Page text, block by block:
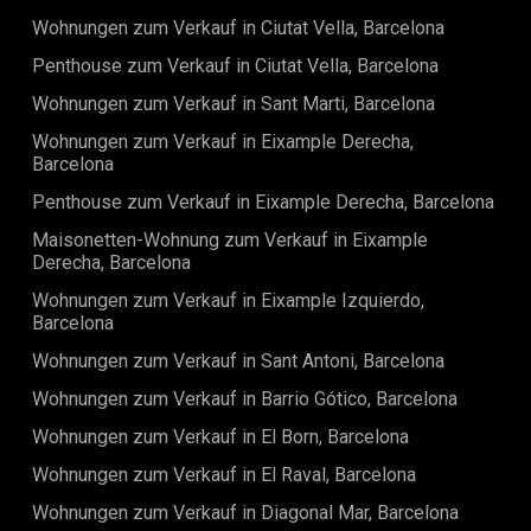
Verkaufspreis beinhaltet keine Steuern, Notar- oder
hypothekenbezogene Kosten, falls zutreffend.
gestalteter Gemeinschaftspool und ein voll ausgestattetes
Fitnessstudio zur Verfügung – eine seltene Kombination,
die Resort-ähnliches Wohnen im Herzen Barcelonas
Lebenswert erheblich, sei es für das tägliche Training,
Die Lage in Montjuïc ist eines der größten Highlights dieser
Immobilie. Bekannt für seine Grünflächen, kulturellen
Sehenswürdigkeiten und Panoramablicke über die Stadt
und das Meer, bietet Montjuïc eine einzigartige Mischung
aus Natur und urbanem Komfort. Zu den Wahrzeichen der
Gegend zählen der Magische Brunnen, das MNAC-Museum,
ideal zum Spazierengehen, Joggen oder Radfahren eignen.
Gleichzeitig besteht eine hervorragende
Verkehrsanbindung mit einfachem Zugang zur Plaça
Espanya, ins Stadtzentrum, zum Flughafen und zum
Strand. Das Viertel entwickelt sich stetig weiter und wird
langfristige Investoren immer attraktiver. Mit einem
Gesamtpreis von 420.000 € stellt diese Immobilie eine
herausragende Gelegenheit dar, sich ein modernes und
energieeffizientes Zuhause in einer wachsenden Gegend
Wohnungen zum Verkauf in Ciutat Vella, Barcelona
Penthouse zum Verkauf in Ciutat Vella, Barcelona
Wohnungen zum Verkauf in Sant Marti, Barcelona
Wohnungen zum Verkauf in Eixample Derecha,
Barcelona
Penthouse zum Verkauf in Eixample Derecha, Barcelona
Maisonetten-Wohnung zum Verkauf in Eixample
Derecha, Barcelona
Wohnungen zum Verkauf in Eixample Izquierdo,
Barcelona
Wohnungen zum Verkauf in Sant Antoni, Barcelona
Wohnungen zum Verkauf in Barrio Gótico, Barcelona
Wohnungen zum Verkauf in El Born, Barcelona
Wohnungen zum Verkauf in El Raval, Barcelona
Wohnungen zum Verkauf in Diagonal Mar, Barcelona